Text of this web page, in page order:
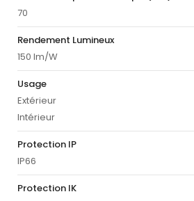
70
Rendement Lumineux
150 lm/W
Usage
Extérieur
Intérieur
Protection IP
IP66
Protection IK